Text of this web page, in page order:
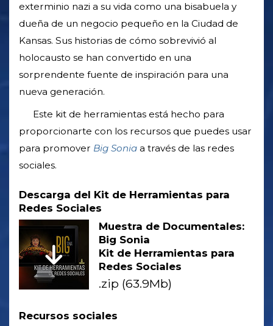
exterminio nazi a su vida como una bisabuela y
dueña de un negocio pequeño en la Ciudad de
Kansas. Sus historias de cómo sobrevivió al
holocausto se han convertido en una
sorprendente fuente de inspiración para una
nueva generación.
Este kit de herramientas está hecho para
proporcionarte con los recursos que puedes usar
para promover Big Sonia a través de las redes
sociales.
Descarga del Kit de Herramientas para
Redes Sociales
Muestra de Documentales:
Big Sonia
Kit de Herramientas para
Redes Sociales
.zip (63.9Mb)
Recursos sociales